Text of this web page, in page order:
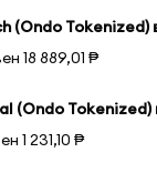
(Ondo
18 889,01 ₱
(Ondo
1 231,10 ₱